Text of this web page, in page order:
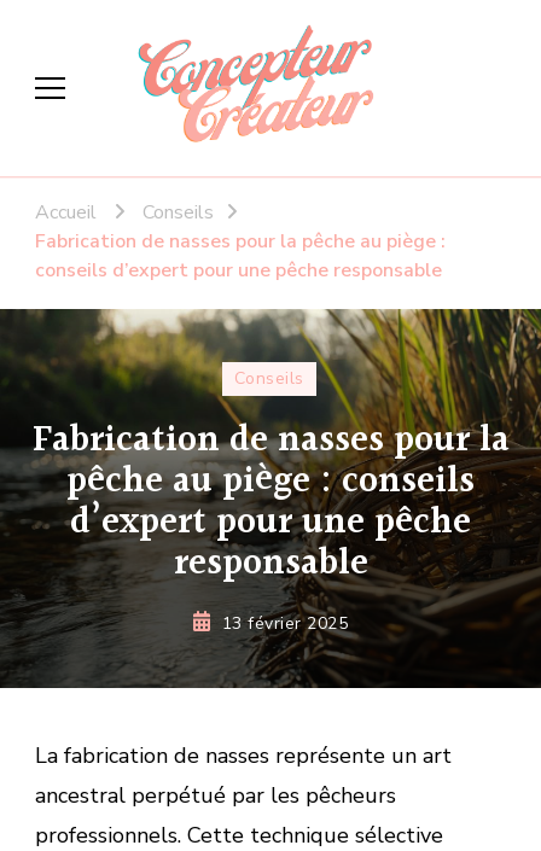
Concepteur createur
Accueil
Conseils
Fabrication de nasses pour la pêche au piège :
conseils d’expert pour une pêche responsable
Conseils
Fabrication de nasses pour la
pêche au piège : conseils
d’expert pour une pêche
responsable
13 février 2025
La fabrication de nasses représente un art
ancestral perpétué par les pêcheurs
professionnels. Cette technique sélective